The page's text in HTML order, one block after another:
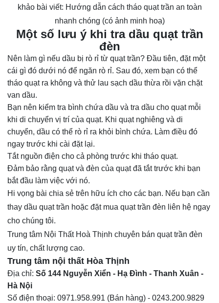
khảo bài viết: Hướng dẫn cách tháo quạt trần an toàn
nhanh chóng (có ảnh minh hoạ)
Một số lưu ý khi tra dầu quạt trần
đèn
Nên làm gì nếu dầu bị rò rỉ từ quạt trần? Đầu tiên, đặt một
cái gì đó dưới nó để ngăn rò rỉ. Sau đó, xem bạn có thể
tháo quạt ra không và thử lau sạch dầu thừa rồi vặn chặt
van dầu.
Bạn nên kiểm tra bình chứa dầu và tra dầu cho quạt mỗi
khi di chuyển vị trí của quạt. Khi quạt nghiêng và di
chuyển, dầu có thể rò rỉ ra khỏi bình chứa. Làm điều đó
ngay trước khi cài đặt lại.
Tắt nguồn điện cho cả phòng trước khi tháo quạt.
Đảm bảo rằng quạt và đèn của quạt đã tắt trước khi bạn
bắt đầu làm việc với nó.
Hi vọng bài chia sẻ trên hữu ích cho các bạn. Nếu bạn cần
thay dầu quạt trần hoặc đặt mua quạt trần đèn liên hệ ngay
cho chúng tôi.
Trung tâm Nội Thất Hoà Thịnh chuyên bán quạt trần đèn
uy tín, chất lượng cao.
Trung tâm nội thất Hòa Thịnh
Địa chỉ: Số 144 Nguyễn Xiển - Hạ Đình - Thanh Xuân -
Hà Nội
Số điện thoại: 0971.958.991 (Bán hàng) - 0243.200.9829